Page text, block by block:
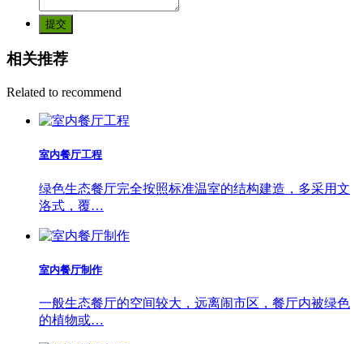
提交
相关推荐
Related to recommend
室内餐厅工程
绿色生态餐厅完全按照标准温室的结构建造，多采用文
洛式，覆…
室内餐厅制作
一般生态餐厅的空间较大，远离闹市区，餐厅内被绿色
的植物或…